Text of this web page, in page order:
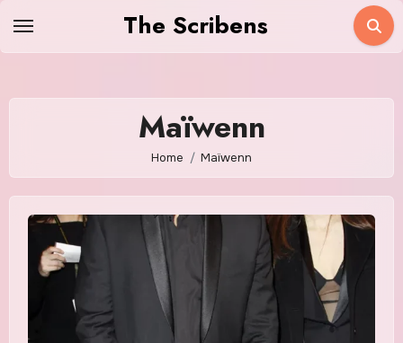
The Scribens
Maïwenn
Home Maïwenn